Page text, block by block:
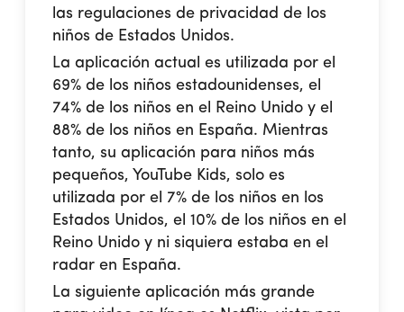
las regulaciones de privacidad de los
niños de Estados Unidos.
La aplicación actual es utilizada por el
69% de los niños estadounidenses, el
74% de los niños en el Reino Unido y el
88% de los niños en España. Mientras
tanto, su aplicación para niños más
pequeños, YouTube Kids, solo es
utilizada por el 7% de los niños en los
Estados Unidos, el 10% de los niños en el
Reino Unido y ni siquiera estaba en el
radar en España.
La siguiente aplicación más grande